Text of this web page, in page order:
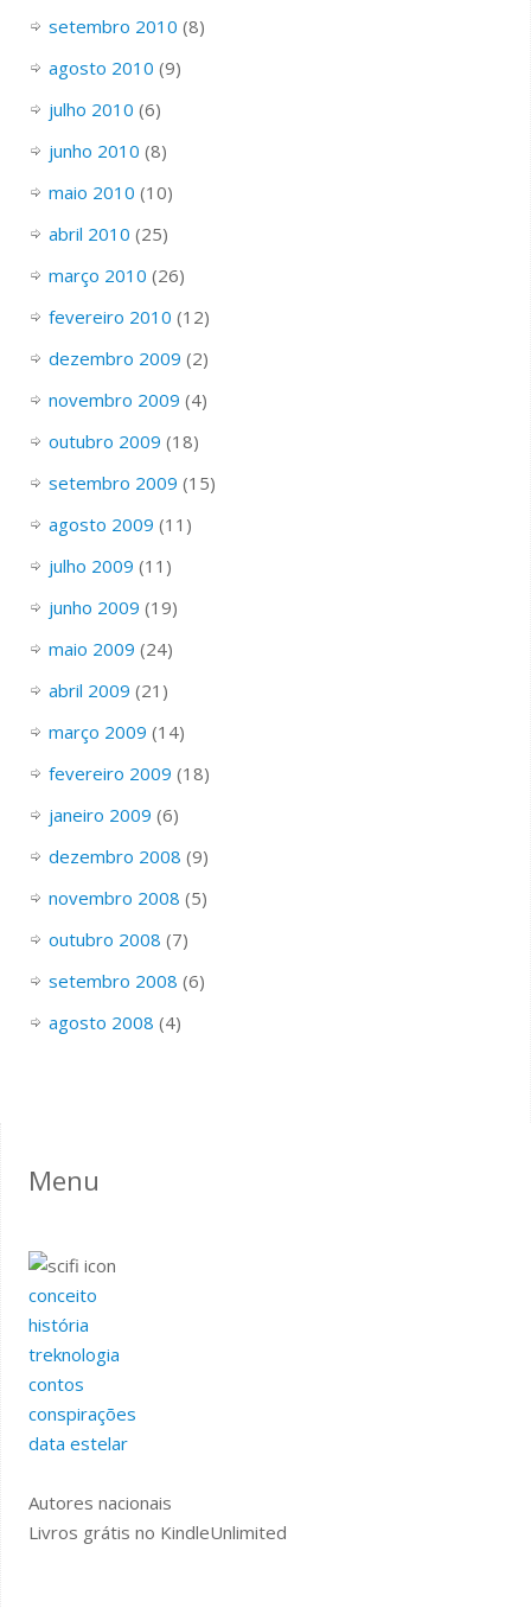
setembro 2010 (8)
agosto 2010 (9)
julho 2010 (6)
junho 2010 (8)
maio 2010 (10)
abril 2010 (25)
março 2010 (26)
fevereiro 2010 (12)
dezembro 2009 (2)
novembro 2009 (4)
outubro 2009 (18)
setembro 2009 (15)
agosto 2009 (11)
julho 2009 (11)
junho 2009 (19)
maio 2009 (24)
abril 2009 (21)
março 2009 (14)
fevereiro 2009 (18)
janeiro 2009 (6)
dezembro 2008 (9)
novembro 2008 (5)
outubro 2008 (7)
setembro 2008 (6)
agosto 2008 (4)
Menu
conceito
história
treknologia
contos
conspirações
data estelar
Autores nacionais
Livros grátis no KindleUnlimited